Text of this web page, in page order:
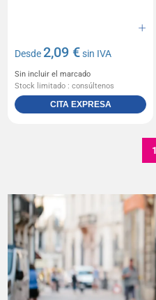
Desde2,09 €sin IVA
Sin incluir el marcado
Stock limitado : consúltenos
CITA EXPRESA
1